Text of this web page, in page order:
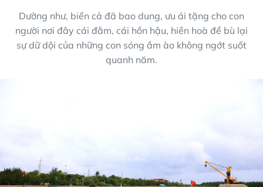
Dường như, biển cả đã bao dung, ưu ái tặng cho con
người nơi đây cái đằm, cái hồn hậu, hiền hoà để bù lại
sự dữ dội của những con sóng ầm ào không ngớt suốt
quanh năm.